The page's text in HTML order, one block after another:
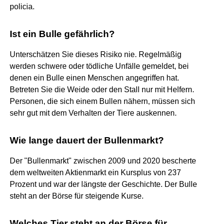
policia.
Ist ein Bulle gefährlich?
Unterschätzen Sie dieses Risiko nie. Regelmäßig
werden schwere oder tödliche Unfälle gemeldet, bei
denen ein Bulle einen Menschen angegriffen hat.
Betreten Sie die Weide oder den Stall nur mit Helfern.
Personen, die sich einem Bullen nähern, müssen sich
sehr gut mit dem Verhalten der Tiere auskennen.
Wie lange dauert der Bullenmarkt?
Der "Bullenmarkt" zwischen 2009 und 2020 bescherte
dem weltweiten Aktienmarkt ein Kursplus von 237
Prozent und war der längste der Geschichte. Der Bulle
steht an der Börse für steigende Kurse.